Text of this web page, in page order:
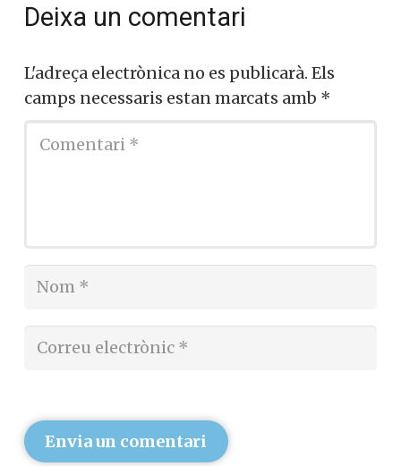
Deixa un comentari
L'adreça electrònica no es publicarà. Els
camps necessaris estan marcats amb *
Envia un comentari